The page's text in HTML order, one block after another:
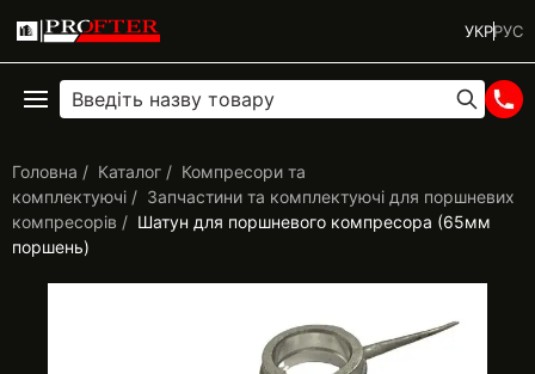
УКРРУС
Головна Каталог
Компресори та
комплектуючі
Запчастини та комплектуючі для поршневих
компресорів
Шатун для поршневого компресора (65мм
поршень)